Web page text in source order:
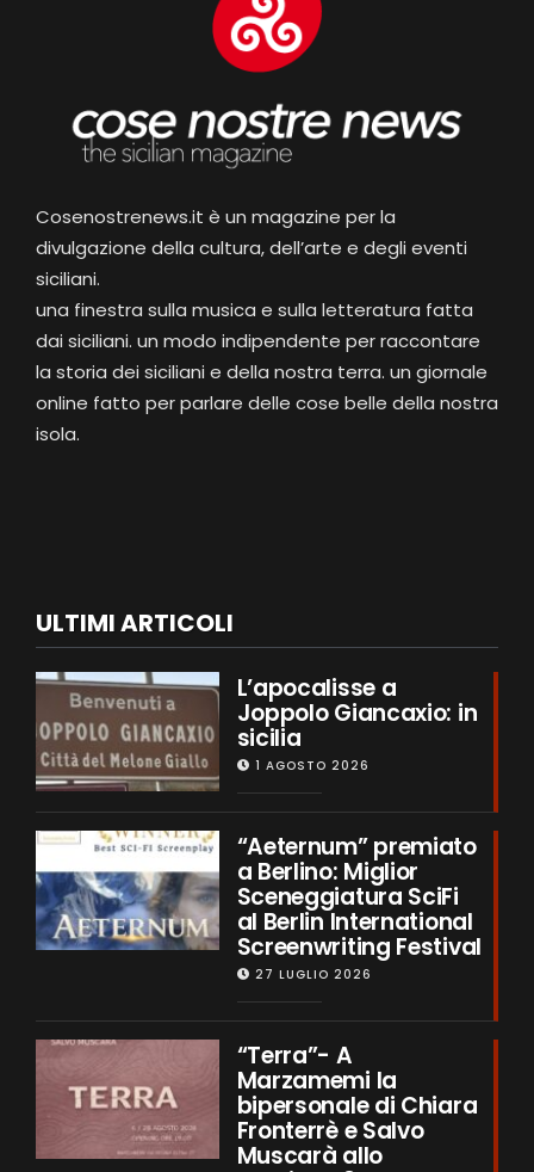
Cosenostrenews.it è un magazine per la
divulgazione della cultura, dell’arte e degli eventi
siciliani.
una finestra sulla musica e sulla letteratura fatta
dai siciliani. un modo indipendente per raccontare
la storia dei siciliani e della nostra terra. un giornale
online fatto per parlare delle cose belle della nostra
isola.
ULTIMI ARTICOLI
L’apocalisse a
Joppolo Giancaxio: in
sicilia
1 AGOSTO 2026
“Aeternum” premiato
a Berlino: Miglior
Sceneggiatura SciFi
al Berlin International
Screenwriting Festival
27 LUGLIO 2026
“Terra”- A
Marzamemi la
bipersonale di Chiara
Fronterrè e Salvo
Muscarà allo